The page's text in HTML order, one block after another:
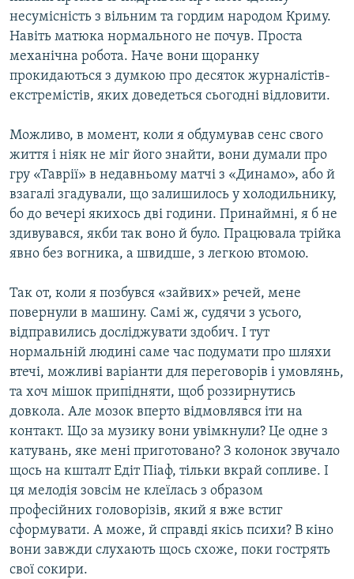
несумісність з вільним та гордим народом Криму.
Навіть матюка нормального не почув. Проста
механічна робота. Наче вони щоранку
прокидаються з думкою про десяток журналістів-
екстремістів, яких доведеться сьогодні відловити.
Можливо, в момент, коли я обдумував сенс свого
життя і ніяк не міг його знайти, вони думали про
гру «Таврії» в недавньому матчі з «Динамо», або й
взагалі згадували, що залишилось у холодильнику,
бо до вечері якихось дві години. Принаймні, я б не
здивувався, якби так воно й було. Працювала трійка
явно без вогника, а швидше, з легкою втомою.
Так от, коли я позбувся «зайвих» речей, мене
повернули в машину. Самі ж, судячи з усього,
відправились досліджувати здобич. І тут
нормальній людині саме час подумати про шляхи
втечі, можливі варіанти для переговорів і умовлянь,
та хоч мішок припідняти, щоб роззирнутись
довкола. Але мозок вперто відмовлявся іти на
контакт. Що за музику вони увімкнули? Це одне з
катувань, яке мені приготовано? З колонок звучало
щось на кшталт Едіт Піаф, тільки вкрай сопливе. І
ця мелодія зовсім не клеїлась з образом
професійних головорізів, який я вже встиг
сформувати. А може, й справді якісь психи? В кіно
вони завжди слухають щось схоже, поки гострять
свої сокири.